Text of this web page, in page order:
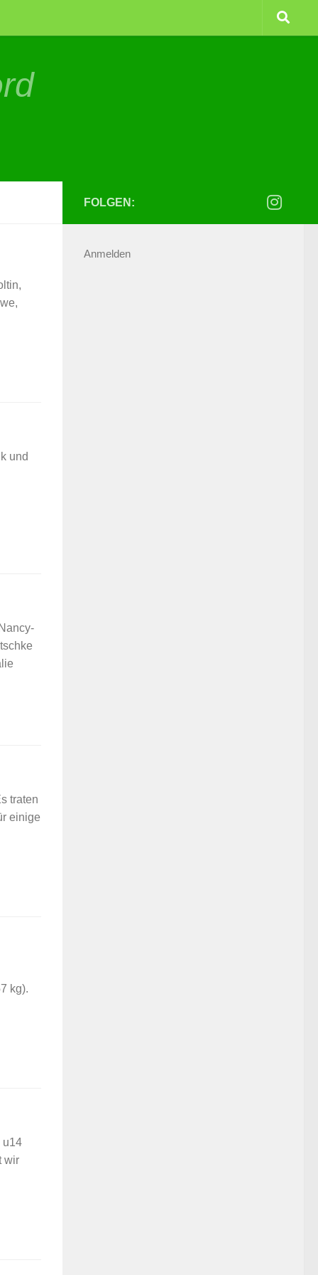
und
traten
einige
kg).
u14
wir
FOLGEN:
Anmelden